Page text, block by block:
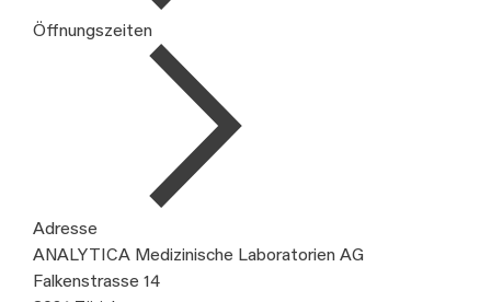
Öffnungszeiten
Adresse
ANALYTICA Medizinische Laboratorien AG
Falkenstrasse 14